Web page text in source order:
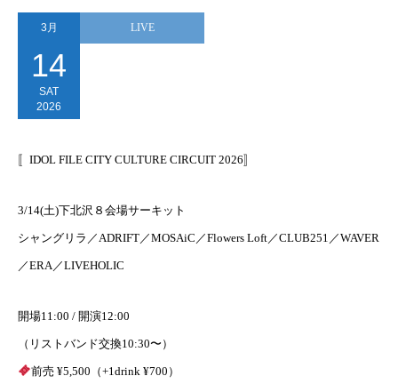
3月
14
SAT
2026
LIVE
〚IDOL FILE CITY CULTURE CIRCUIT 2026〛
3/14(土)下北沢８会場サーキット
シャングリラ／ADRIFT／MOSAiC／Flowers Loft／CLUB251／WAVER
／ERA／LIVEHOLIC
開場11:00 / 開演12:00
（リストバンド交換10:30〜）
前売 ¥5,500（+1drink ¥700）